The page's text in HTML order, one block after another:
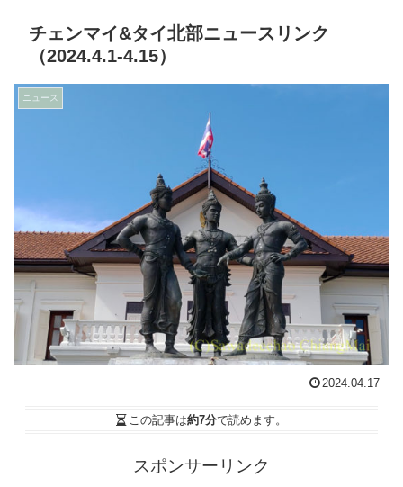
チェンマイ&タイ北部ニュースリンク
（2024.4.1-4.15）
ニュース
2024.04.17
この記事は約7分で読めます。
スポンサーリンク